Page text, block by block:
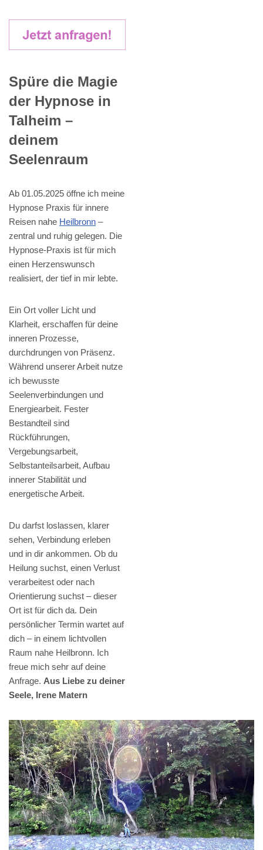
Spüre die Magie
der Hypnose in
Talheim –
deinem
Seelenraum
Ab 01.05.2025 öffne ich meine
Hypnose Praxis für innere
Reisen nahe Heilbronn –
zentral und ruhig gelegen. Die
Hypnose-Praxis ist für mich
einen Herzenswunsch
realisiert, der tief in mir lebte.
Ein Ort voller Licht und
Klarheit, erschaffen für deine
inneren Prozesse,
durchdrungen von Präsenz.
Während unserer Arbeit nutze
ich bewusste
Seelenverbindungen und
Energiearbeit. Fester
Bestandteil sind
Rückführungen,
Vergebungsarbeit,
Selbstanteilsarbeit, Aufbau
innerer Stabilität und
energetische Arbeit.
Du darfst loslassen, klarer
sehen, Verbindung erleben
und in dir ankommen. Ob du
Heilung suchst, einen Verlust
verarbeitest oder nach
Orientierung suchst – dieser
Ort ist für dich da. Dein
persönlicher Termin wartet auf
dich – in einem lichtvollen
Raum nahe Heilbronn. Ich
freue mich sehr auf deine
Anfrage. Aus Liebe zu deiner
Seele, Irene Matern